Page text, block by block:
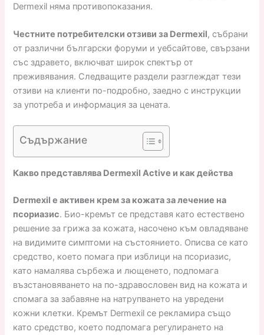
Dermexil няма противопоказания.
Честните потребителски отзиви за Dermexil, събрани
от различни български форуми и уебсайтове, свързани
със здравето, включват широк спектър от
преживявания. Следващите раздели разглеждат тези
отзиви на клиенти по-подробно, заедно с инструкции
за употреба и информация за цената.
Съдържание
Какво представлява Dermexil Active и как действа
Dermexil е активен крем за кожата за лечение на
псориазис. Био-кремът се представя като естествено
решение за грижа за кожата, насочено към овладяване
на видимите симптоми на състоянието. Описва се като
средство, което помага при изблици на псориазис,
като намалява сърбежа и лющенето, подпомага
възстановяването на по-здравословен вид на кожата и
спомага за забавяне на натрупването на увредени
кожни клетки. Кремът Dermexil се рекламира също
като средство, което подпомага регулирането на